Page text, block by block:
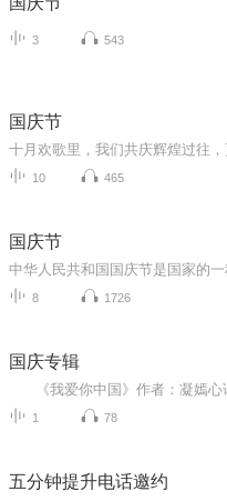
3 543
国庆节
10 465
国庆节
8 1726
国庆专辑
1 78
五分钟提升电话邀约